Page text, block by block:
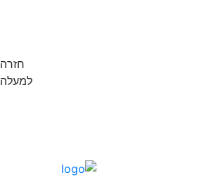
חזרה
למעלה